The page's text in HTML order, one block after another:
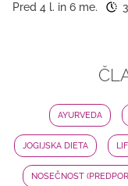
Pred 4 l. in 6 me.
AYURVEDA
JOGIJSKA DIETA
NOSEČNOST